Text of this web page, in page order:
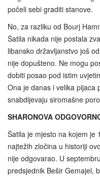
počeli sebi graditi stanove.
No, za razliku od Bourj
Šatila nikada nije postala
libansko državljanstvo još
nije dopušteno. Ne mogu
dobiti posao pod istim
Ona je danas i velika pijaca
snabdijevaju siromašne
SHARONOVA
Šatila je mjesto na kojem je
najtežih zločina u historiji
nije odgovarao. U
predsjednik Bešir Gemajel,